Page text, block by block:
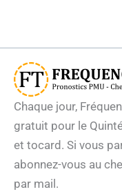
Chaque jour,
gratuit pour le
et tocard. Si vous
abonnez-vous au
par mail.